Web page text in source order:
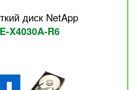
диск NetApp
E-X4030A-R6